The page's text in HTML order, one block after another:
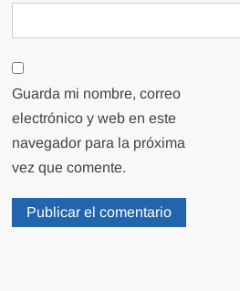
Guarda mi nombre, correo
electrónico y web en este
navegador para la próxima
vez que comente.